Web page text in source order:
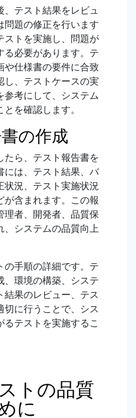
、テスト結果をレビュ
問題の修正を行います
ストを実施し、問題が
る必要があります。テ
や仕様書の要件に合致
し、テストケースの実
参考にして、システム
を確認します。
の作成
たら、テスト報告書を
には、テスト結果、バ
状況、テスト実施状況
が含まれます。この報
理者、開発者、品質保
、システムの品質向上
の手順の詳細です。テ
、環境の構築、システ
結果のレビュー、テス
切に行うことで、シス
るテストを実施するこ
トの品質
に